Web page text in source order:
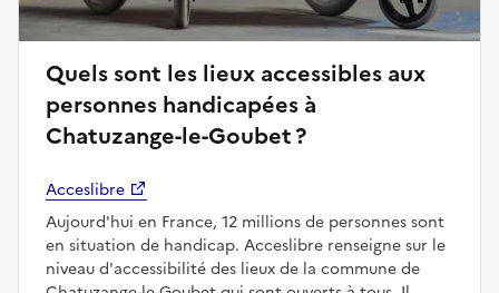
Quels sont les lieux accessibles aux
personnes handicapées à
Chatuzange-le-Goubet ?
Acceslibre
Aujourd'hui en France, 12 millions de personnes sont
en situation de handicap. Acceslibre renseigne sur le
niveau d'accessibilité des lieux de la commune de